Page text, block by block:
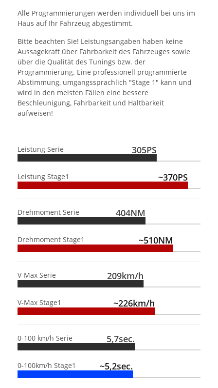
Alle Programmierungen werden individuell bei uns im
Haus auf Ihr Fahrzeug abgestimmt.
Bitte beachten Sie! Leistungsangaben haben keine
Aussagekraft über Fahrbarkeit des Fahrzeuges sowie
über die Qualität des Tunings bzw. der
Programmierung. Eine professionell programmierte
Abstimmung, umgangssprachlich "Stage 1" kann und
wird in den meisten Fällen eine bessere
Beschleunigung, Fahrbarkeit und Haltbarkeit
aufweisen!
Leistung Serie 305PS
Leistung Stage1 ~370PS
Drehmoment Serie 404NM
Drehmoment Stage1 ~510NM
V-Max Serie 209km/h
V-Max Stage1 ~226km/h
0-100 km/h Serie 5,7sec.
0-100km/h Stage1 ~5,2sec.